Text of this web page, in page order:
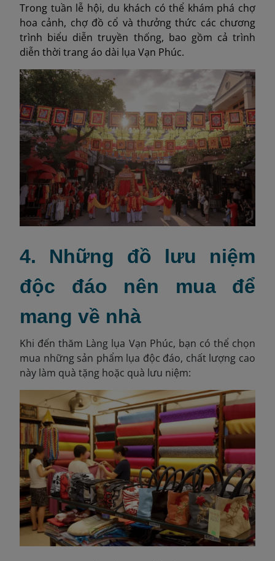
Trong tuần lễ hội, du khách có thể khám phá chợ
hoa cảnh, chợ đồ cổ và thưởng thức các chương
trình biểu diễn truyền thống, bao gồm cả trình
diễn thời trang áo dài lụa Vạn Phúc.
4. Những đồ lưu niệm
độc đáo nên mua để
mang về nhà
Khi đến thăm Làng lụa Vạn Phúc, bạn có thể chọn
mua những sản phẩm lụa độc đáo, chất lượng cao
này làm quà tặng hoặc quà lưu niệm: